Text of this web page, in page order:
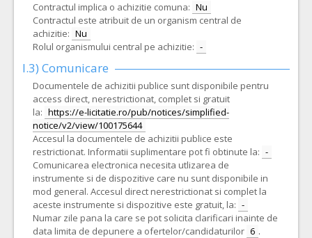
Contractul implica o achizitie comuna: Nu
Contractul este atribuit de un organism central de
achizitie: Nu
Rolul organismului central pe achizitie: -
I.3) Comunicare
Documentele de achizitii publice sunt disponibile pentru
access direct, nerestrictionat, complet si gratuit
la: https://e-licitatie.ro/pub/notices/simplified-
notice/v2/view/100175644
Accesul la documentele de achizitii publice este
restrictionat. Informatii suplimentare pot fi obtinute la: -
Comunicarea electronica necesita utlizarea de
instrumente si de dispozitive care nu sunt disponibile in
mod general. Accesul direct nerestrictionat si complet la
aceste instrumente si dispozitive este gratuit, la: -
Numar zile pana la care se pot solicita clarificari inainte de
data limita de depunere a ofertelor/candidaturilor 6 .